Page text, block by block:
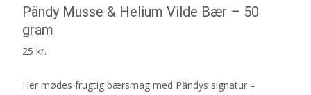
Pändy Musse & Helium Vilde Bær – 50
gram
25 kr.
Her mødes frugtig bærsmag med Pändys signatur –